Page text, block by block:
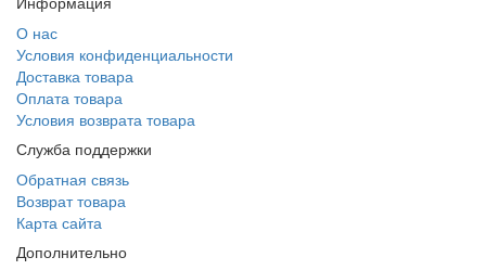
О нас
Условия конфиденциальности
Доставка товара
Оплата товара
Условия возврата товара
Служба поддержки
Обратная связь
Возврат товара
Карта сайта
Дополнительно